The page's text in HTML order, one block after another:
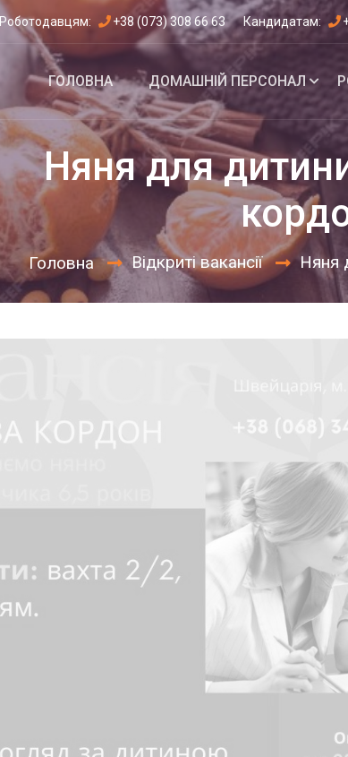
Роботодавцям: +38 (073) 308 66 63 Кандидатам:
ГОЛОВНА ДОМАШНІЙПЕРСОНАЛ
Няня для
Головна Відкриті вакансії Няня